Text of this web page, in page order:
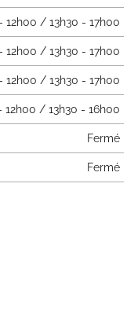
12h00 / 13h30 - 17h00
12h00 / 13h30 - 17h00
12h00 / 13h30 - 17h00
12h00 / 13h30 - 16h00
Fermé
Fermé